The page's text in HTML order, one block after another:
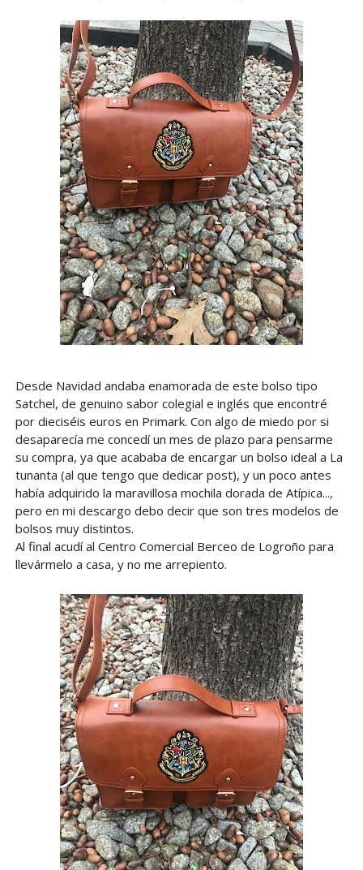
Desde Navidad andaba enamorada de este bolso tipo
Satchel, de genuino sabor colegial e inglés que encontré
por dieciséis euros en Primark. Con algo de miedo por si
desaparecía me concedí un mes de plazo para pensarme
su compra, ya que acababa de encargar un bolso ideal a La
tunanta (al que tengo que dedicar post), y un poco antes
había adquirido la maravillosa mochila dorada de Atípica...,
pero en mi descargo debo decir que son tres modelos de
bolsos muy distintos.
Al final acudí al Centro Comercial Berceo de Logroño para
llevármelo a casa, y no me arrepiento.